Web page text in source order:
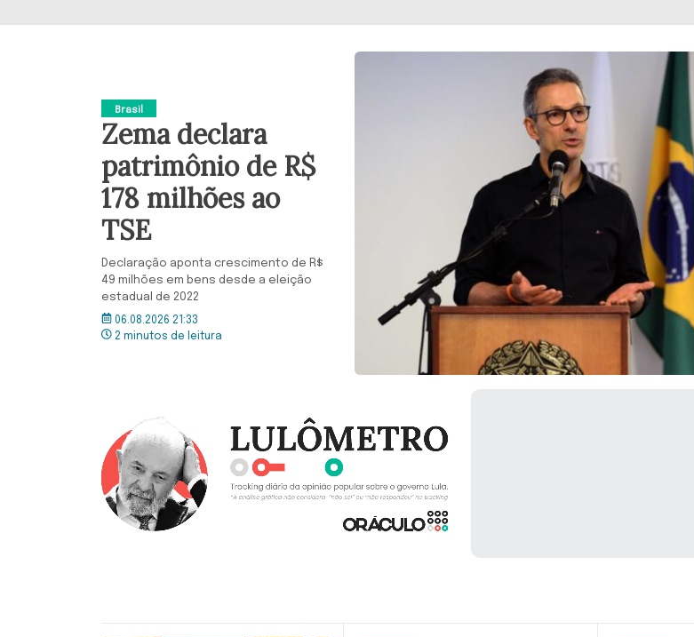
Brasil
Zema declara
patrimônio de R$
178 milhões ao
TSE
Declaração aponta crescimento de R$
49 milhões em bens desde a eleição
estadual de 2022
06.08.2026 21:33
2 minutos de leitura